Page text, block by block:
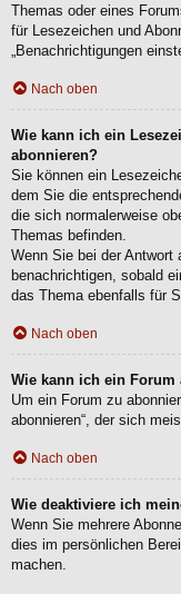
Themas oder eines
für Lesezeichen und
„Benachrichtigungen
Nach oben
Wie kann ich ein
abonnieren?
Sie können ein
dem Sie die
die sich normalerweise
Themas befinden.
Wenn Sie bei der Antwort
benachrichtigen, sobald
das Thema ebenfalls für
Nach oben
Wie kann ich ein Forum
Um ein Forum zu
abonnieren“, der sich
Nach oben
Wie deaktiviere ich
Wenn Sie mehrere
dies im persönlichen
machen.